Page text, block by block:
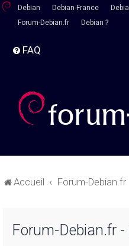
Debian Debian-France
Forum-Debian.fr
Debian ?
FAQ
Accueil Forum-Debian.fr
Forum-Debian.fr